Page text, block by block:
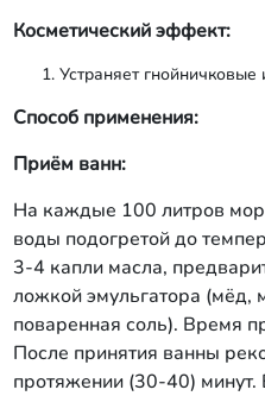
Косметический эффект:
Устраняет
Способ применения:
Приём ванн:
На каждые 100 литров
воды подогретой до
3-4 капли масла,
ложкой эмульгатора (мёд,
поваренная соль). Время
После принятия ванны
протяжении (30-40) минут.